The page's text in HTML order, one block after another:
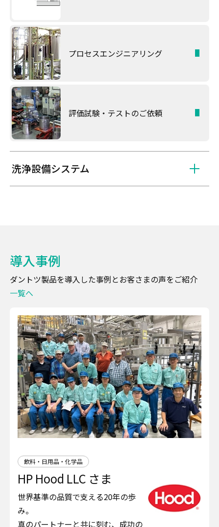
プロセスエンジニアリング
評価試験・テストのご依頼
洗浄設備システム
導入事例
ダントツ製品を導入した事例とお客さまの声をご紹介
一覧へ
飲料・日用品・化学品
HP Hood LLC さま
世界基準の品質で支える20年の歩
み。
真のパートナーと共に刻む、成功の